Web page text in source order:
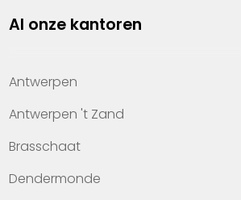
Property management
Kennis van wonen
Kantoren
Veelgestelde vragen
Werken bij Heylen Vastgoed
Al onze kantoren
Antwerpen
Antwerpen 't Zand
Brasschaat
Dendermonde